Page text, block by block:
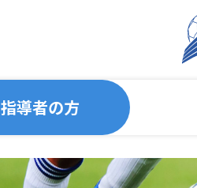
導者の方